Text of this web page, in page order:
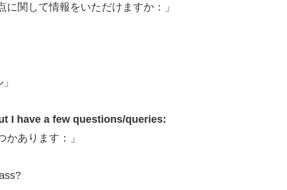
に関して情報をいただけますか：」
I have a few questions/queries:
かあります：」